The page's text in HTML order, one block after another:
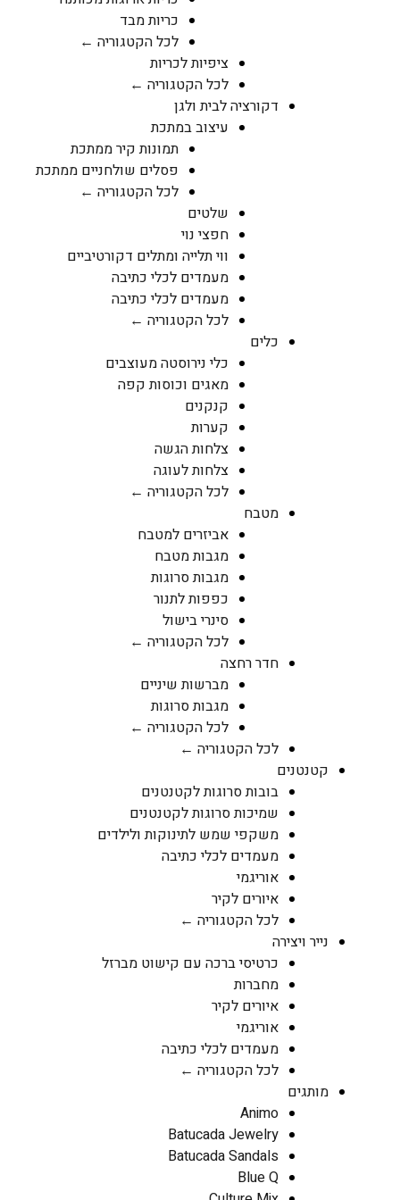
כריות מבד
לכל הקטגוריה ←
ציפיות לכריות
לכל הקטגוריה ←
דקורציה לבית ולגן
עיצוב במתכת
תמונות קיר ממתכת
פסלים שולחניים ממתכת
לכל הקטגוריה ←
שלטים
חפצי נוי
ווי תלייה ומתלים דקורטיביים
מעמדים לכלי כתיבה
מעמדים לכלי כתיבה
לכל הקטגוריה ←
כלים
כלי נירוסטה מעוצבים
מאגים וכוסות קפה
קנקנים
קערות
צלחות הגשה
צלחות לעוגה
לכל הקטגוריה ←
מטבח
אביזרים למטבח
מגבות מטבח
מגבות סרוגות
כפפות לתנור
סינרי בישול
לכל הקטגוריה ←
חדר רחצה
מברשות שיניים
מגבות סרוגות
לכל הקטגוריה ←
לכל הקטגוריה ←
קטנטנים
בובות סרוגות לקטנטנים
שמיכות סרוגות לקטנטנים
משקפי שמש לתינוקות ולילדים
מעמדים לכלי כתיבה
אוריגמי
איורים לקיר
לכל הקטגוריה ←
נייר ויצירה
כרטיסי ברכה עם קישוט מברזל
מחברות
איורים לקיר
אוריגמי
מעמדים לכלי כתיבה
לכל הקטגוריה ←
מותגים
Animo
Batucada Jewelry
Batucada Sandals
Blue Q